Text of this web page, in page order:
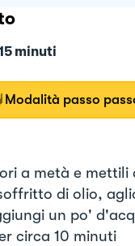
minuti
Modalità passo
a metà e mettili
di olio,
un po'
circa 10 minuti